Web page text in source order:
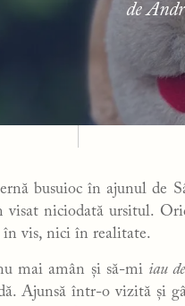
de
busuioc în ajunul de
niciodată ursitul.
în vis, nici în realitate.
mai amân și să-mi iau
Ajunsă într-o vizită și